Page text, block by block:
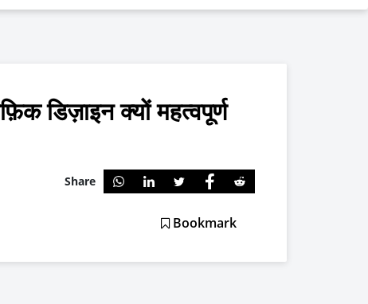
डिज़ाइन क्यों महत्वपूर्ण
Share
Bookmark